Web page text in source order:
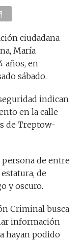
ciudadana
María
años, en
sábado.
indican
en la calle
de Treptow-
persona de entre
estatura, de
y oscuro.
Criminal busca
información
hayan podido